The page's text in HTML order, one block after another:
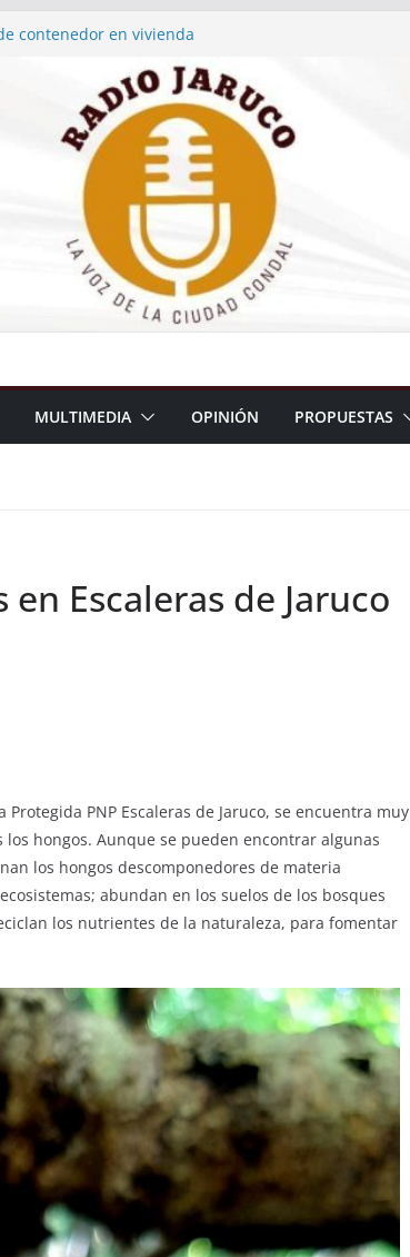
en el Atletismo de
sello jaruqueño
MULTIMEDIA OPINIÓN PROPUESTAS
Escaleras de Jaruco
PNP Escaleras de Jaruco, se encuentra muy
hongos. Aunque se pueden encontrar algunas
los hongos descomponedores de materia
abundan en los suelos de los bosques
los nutrientes de la naturaleza, para fomentar